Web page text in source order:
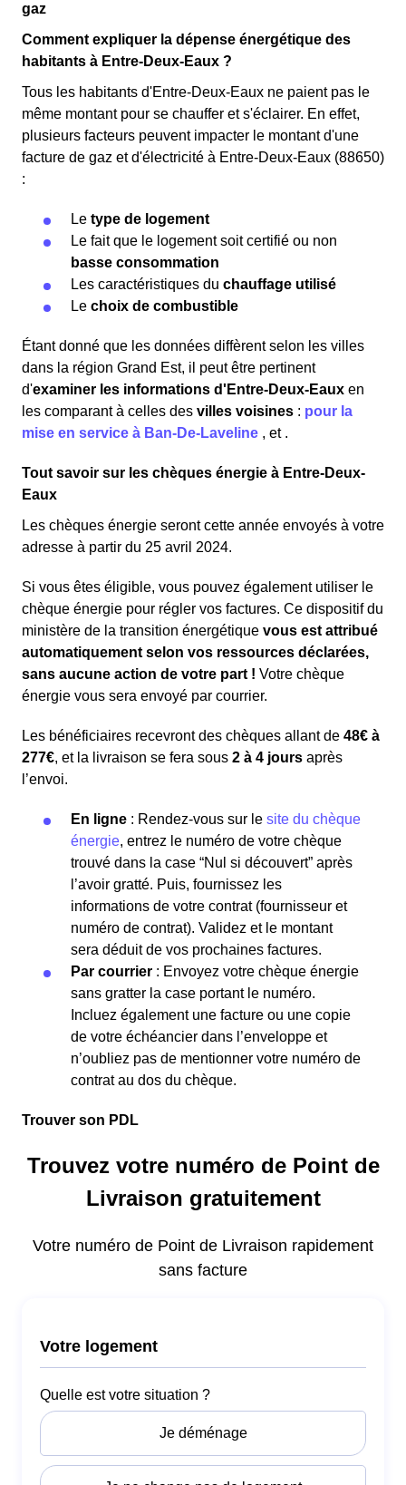
gaz
Comment expliquer la dépense énergétique des
habitants à Entre-Deux-Eaux ?
Tous les habitants d'Entre-Deux-Eaux ne paient pas le
même montant pour se chauffer et s'éclairer. En effet,
plusieurs facteurs peuvent impacter le montant d'une
facture de gaz et d'électricité à Entre-Deux-Eaux (88650)
:
Le type de logement
Le fait que le logement soit certifié ou non
basse consommation
Les caractéristiques du chauffage utilisé
Le choix de combustible
Étant donné que les données diffèrent selon les villes
dans la région Grand Est, il peut être pertinent
d'examiner les informations d'Entre-Deux-Eaux en
les comparant à celles des villes voisines : pour la
mise en service à Ban-De-Laveline , et .
Tout savoir sur les chèques énergie à Entre-Deux-
Eaux
Les chèques énergie seront cette année envoyés à votre
adresse à partir du 25 avril 2024.
Si vous êtes éligible, vous pouvez également utiliser le
chèque énergie pour régler vos factures. Ce dispositif du
ministère de la transition énergétique vous est attribué
automatiquement selon vos ressources déclarées,
sans aucune action de votre part ! Votre chèque
énergie vous sera envoyé par courrier.
Les bénéficiaires recevront des chèques allant de 48€ à
277€, et la livraison se fera sous 2 à 4 jours après
l’envoi.
En ligne : Rendez-vous sur le site du chèque
énergie, entrez le numéro de votre chèque
trouvé dans la case “Nul si découvert” après
l’avoir gratté. Puis, fournissez les
informations de votre contrat (fournisseur et
numéro de contrat). Validez et le montant
sera déduit de vos prochaines factures.
Par courrier : Envoyez votre chèque énergie
sans gratter la case portant le numéro.
Incluez également une facture ou une copie
de votre échéancier dans l’enveloppe et
n’oubliez pas de mentionner votre numéro de
contrat au dos du chèque.
Trouver son PDL